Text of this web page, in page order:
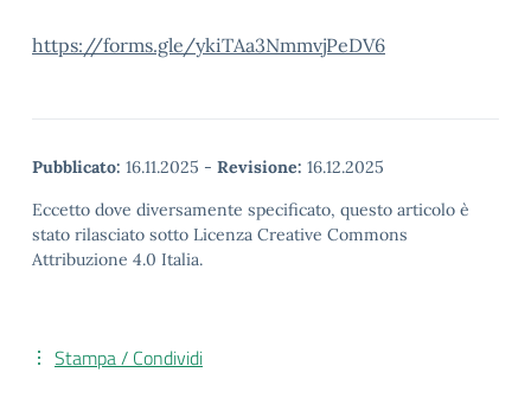
https://forms.gle/ykiTAa3NmmvjPeDV6
Pubblicato: 16.11.2025 - Revisione: 16.12.2025
Eccetto dove diversamente specificato, questo articolo è
stato rilasciato sotto Licenza Creative Commons
Attribuzione 4.0 Italia.
Stampa / Condividi